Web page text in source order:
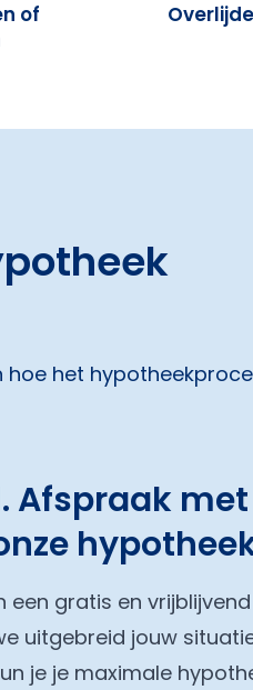
of
hoe het
Afspraak
een gratis en
uitgebreid jouw
je je maximale